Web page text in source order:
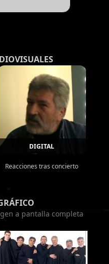
DIGITAL
Reacciones tras concierto
a pantalla completa